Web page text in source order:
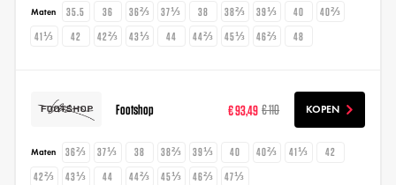
Maten 35.5 36 36⅔ 37⅓ 38 38⅔ 39⅓ 40
40⅔
41⅓
42 42⅔ 43⅓ 44 44⅔ 45⅓ 46⅔ 48
Footshop € 93,49 € 110 KOPEN
Maten 36⅔ 37⅓ 38 38⅔ 39⅓ 40 40⅔ 41⅓
42
42⅔
43⅓ 44 44⅔ 45⅓ 46⅔ 47⅓